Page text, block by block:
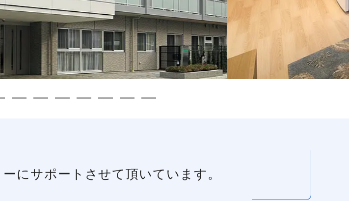
にサポートさせて頂いています。